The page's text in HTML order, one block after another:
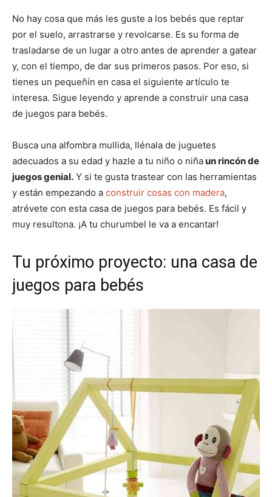
No hay cosa que más les guste a los bebés que reptar
por el suelo, arrastrarse y revolcarse. Es su forma de
trasladarse de un lugar a otro antes de aprender a gatear
y, con el tiempo, de dar sus primeros pasos. Por eso, si
tienes un pequeñín en casa el siguiente artículo te
interesa. Sigue leyendo y aprende a construir una casa
de juegos para bebés.
Busca una alfombra mullida, llénala de juguetes
adecuados a su edad y hazle a tu niño o niñaun rincón de
juegos genial. Y si te gusta trastear con las herramientas
y están empezando a construir cosas con madera,
atrévete con esta casa de juegos para bebés. Es fácil y
muy resultona. ¡A tu churumbel le va a encantar!
Tu próximo proyecto: una casa de
juegos para bebés